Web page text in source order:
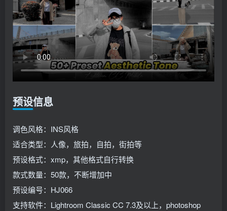
预设信息
调色风格：INS风格
适合类型：人像，旅拍，自拍，街拍等
预设格式：xmp，其他格式自行转换
款式数量：50款，不断增加中
预设编号：HJ066
支持软件：Lightroom Classic CC 7.3及以上，photoshop